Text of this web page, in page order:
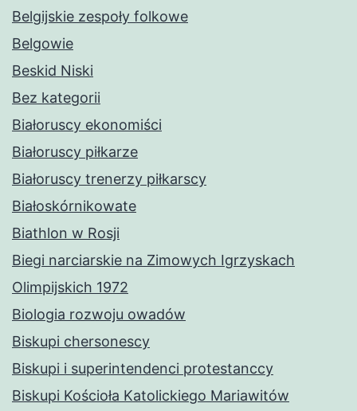
Belgijskie zespoły folkowe
Belgowie
Beskid Niski
Bez kategorii
Białoruscy ekonomiści
Białoruscy piłkarze
Białoruscy trenerzy piłkarscy
Białoskórnikowate
Biathlon w Rosji
Biegi narciarskie na Zimowych Igrzyskach
Olimpijskich 1972
Biologia rozwoju owadów
Biskupi chersonescy
Biskupi i superintendenci protestanccy
Biskupi Kościoła Katolickiego Mariawitów